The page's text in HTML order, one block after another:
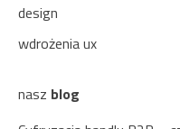
design
wdrożenia ux
nasz blog